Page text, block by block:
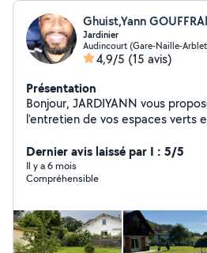
Ghuist,Yann
Jardinier
Audincourt (Gare-Naille-
4,9/5 (15 avis)
Présentation
Bonjour, JARDIYANN vous propose ces services pour
l'entretien de vos espaces verts
Taillage de haie,Débroussaillage,
terrasses ou balcon ,
pour faire vos courses, sortir vos
déménagement et tout autres
avec l'aide à la personne.
Dernier avis laissé par I : 5/5
Il y a 6 mois
Compréhensible